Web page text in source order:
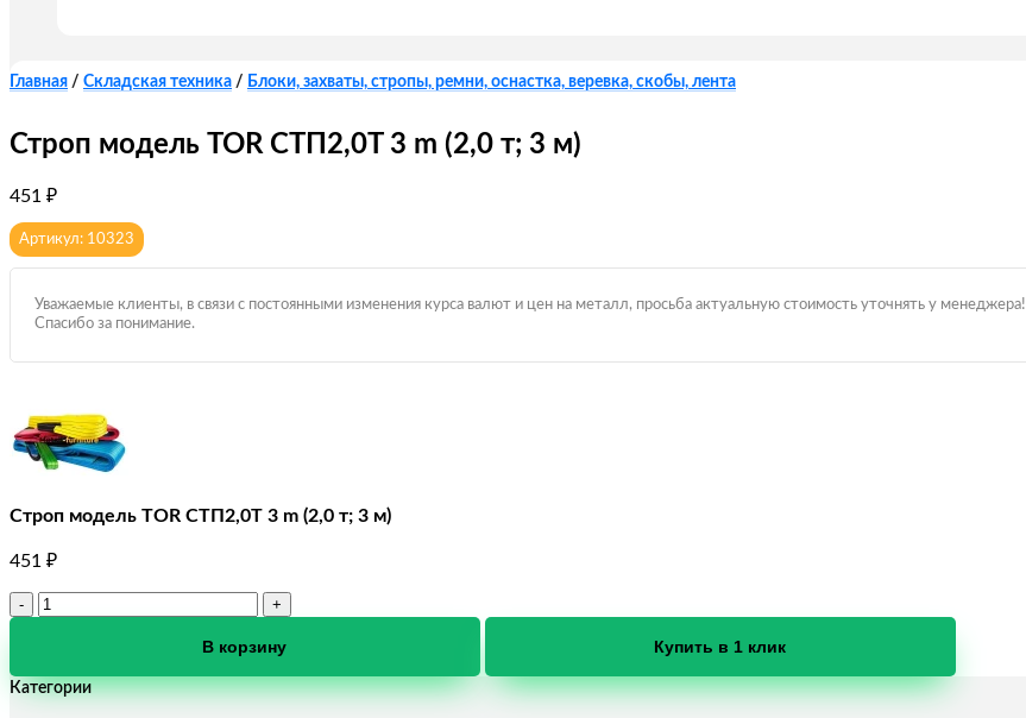
Главная / Складская техника / Блоки, захваты, стропы, ремни, оснастка, веревка, скобы, лента
Строп модель TOR СТП2,0T 3 m (2,0 т; 3 м)
451 ₽
Артикул: 10323
Уважаемые клиенты, в связи с постоянными изменения курса валют и цен на металл, просьба актуальную стоимость уточнять у менеджера!
Спасибо за понимание.
Строп модель TOR СТП2,0T 3 m (2,0 т; 3 м)
451 ₽
Количество
TOR
В корзину Купить в 1 клик
Категории